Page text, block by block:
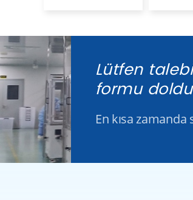
Lütfen
formu
En kısa